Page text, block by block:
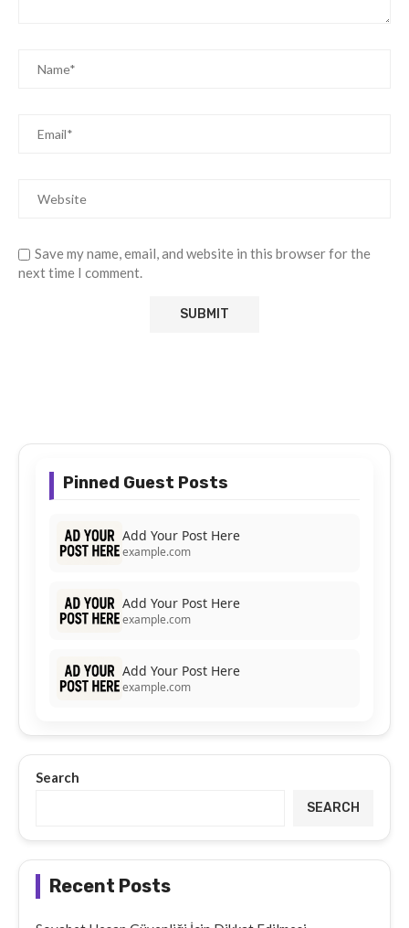
Save my name, email, and website in this browser for the
next time I comment.
Pinned Guest Posts
Add Your Post Here
example.com
Add Your Post Here
example.com
Add Your Post Here
example.com
Search
SEARCH
Recent Posts